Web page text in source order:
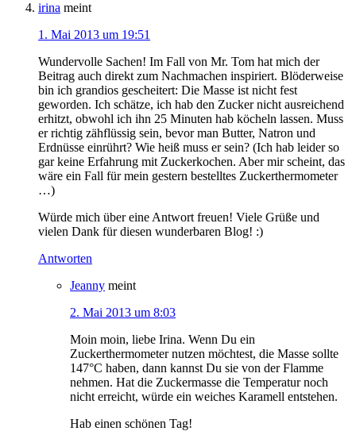
irina meint
1. Mai 2013 um 19:51
Wundervolle Sachen! Im Fall von Mr. Tom hat mich der
Beitrag auch direkt zum Nachmachen inspiriert. Blöderweise
bin ich grandios gescheitert: Die Masse ist nicht fest
geworden. Ich schätze, ich hab den Zucker nicht ausreichend
erhitzt, obwohl ich ihn 25 Minuten hab köcheln lassen. Muss
er richtig zähflüssig sein, bevor man Butter, Natron und
Erdnüsse einrührt? Wie heiß muss er sein? (Ich hab leider so
gar keine Erfahrung mit Zuckerkochen. Aber mir scheint, das
wäre ein Fall für mein gestern bestelltes Zuckerthermometer
…)
Würde mich über eine Antwort freuen! Viele Grüße und
vielen Dank für diesen wunderbaren Blog! :)
Antworten
Jeanny meint
2. Mai 2013 um 8:03
Moin moin, liebe Irina. Wenn Du ein
Zuckerthermometer nutzen möchtest, die Masse sollte
147°C haben, dann kannst Du sie von der Flamme
nehmen. Hat die Zuckermasse die Temperatur noch
nicht erreicht, würde ein weiches Karamell entstehen.
Hab einen schönen Tag!